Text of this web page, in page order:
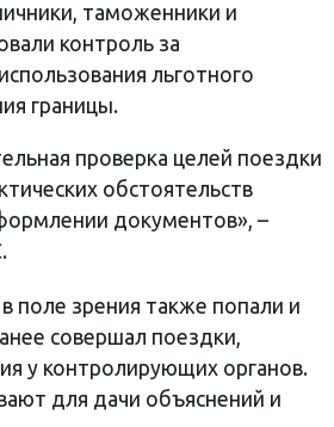
таможенники и
контроль за
льготного
границы.
проверка целей поездки
обстоятельств
документов», –
поле зрения также попали и
совершал поездки,
у контролирующих органов.
для дачи объяснений и